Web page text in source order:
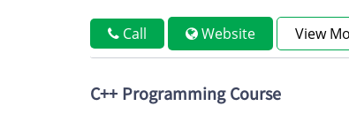
Call Website View
C++ Programming Course